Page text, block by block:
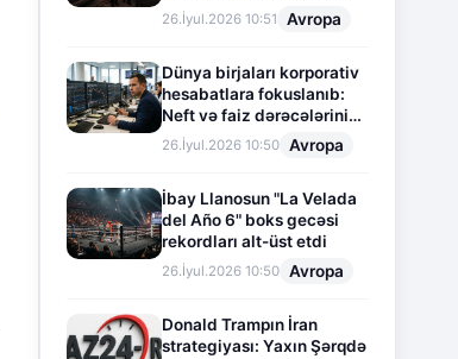
26.İyul.2026 10:51 Avropa
Dünya birjaları korporativ
hesabatlara fokuslanıb:
Neft və faiz dərəcələrinin
təsiri altında cari vəziyyət
26.İyul.2026 10:50 Avropa
İbay Llanosun "La Velada
del Año 6" boks gecəsi
rekordları alt-üst etdi
26.İyul.2026 10:50 Avropa
Donald Trampın İran
strategiyası: Yaxın Şərqdə